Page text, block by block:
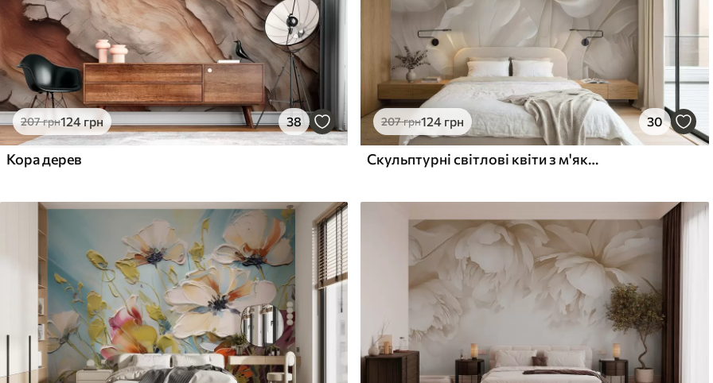
207грн124 грн 38
Кора дерев
207грн124 грн 30
Скульптурні світлові квіти з м'якими пелюстками